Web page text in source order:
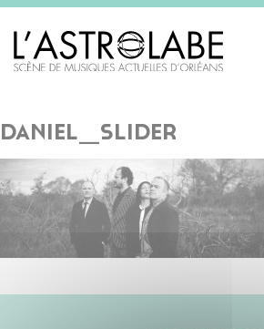
daniel_slider